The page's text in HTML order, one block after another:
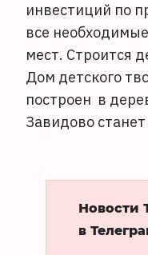
инвестиций по
все
мест. Строится
Дом детского
построен в
Завидово
Новости
в